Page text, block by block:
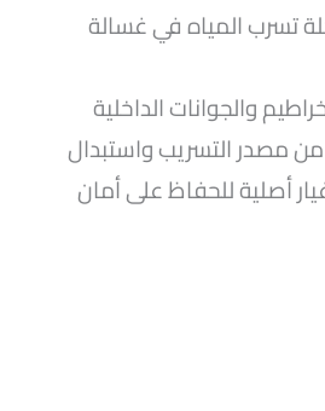
تسرب المياه في غسالة
والجوانات الداخلية
مصدر التسريب واستبدال
أصلية للحفاظ على أمان